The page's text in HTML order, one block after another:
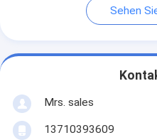
Sehen
Mrs. sales
13710393609